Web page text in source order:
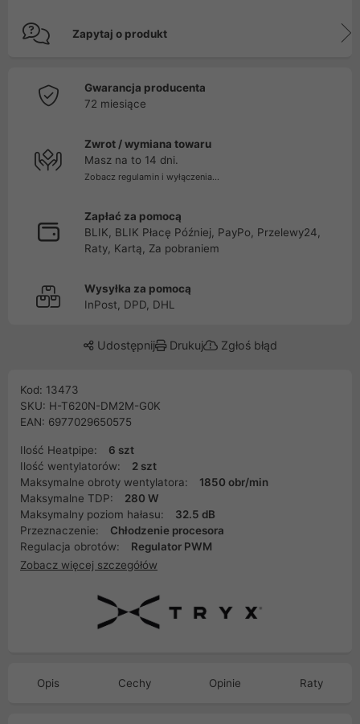
Zapytaj o produkt
Gwarancja producenta
72 miesiące
Zwrot / wymiana towaru
Masz na to 14 dni.
Zobacz regulamin i wyłączenia...
Zapłać za pomocą
BLIK, BLIK Płacę Później, PayPo, Przelewy24,
Raty, Kartą, Za pobraniem
Wysyłka za pomocą
InPost, DPD, DHL
Udostępnij Drukuj Zgłoś błąd
Kod: 13473
SKU: H-T620N-DM2M-G0K
EAN: 6977029650575
Ilość Heatpipe:
6 szt
Ilość wentylatorów:
2 szt
Maksymalne obroty wentylatora:
1850 obr/min
Maksymalne TDP:
280 W
Maksymalny poziom hałasu:
32.5 dB
Przeznaczenie:
Chłodzenie procesora
Regulacja obrotów:
Regulator PWM
Zobacz więcej szczegółów
Opis Cechy Opinie Raty